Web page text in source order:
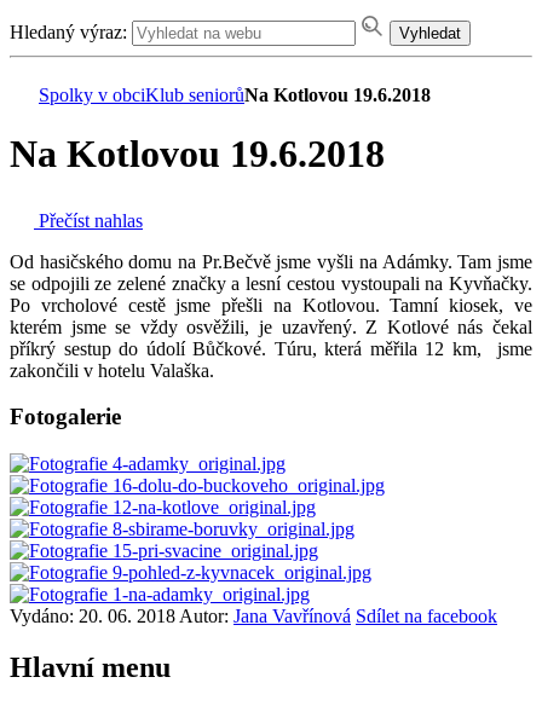
Hledaný výraz: Vyhledat
Spolky v obciKlub seniorůNa Kotlovou 19.6.2018
Na Kotlovou 19.6.2018
Přečíst nahlas
Od hasičského domu na Pr.Bečvě jsme vyšli na Adámky. Tam jsme
se odpojili ze zelené značky a lesní cestou vystoupali na Kyvňačky.
Po vrcholové cestě jsme přešli na Kotlovou. Tamní kiosek, ve
kterém jsme se vždy osvěžili, je uzavřený. Z Kotlové nás čekal
příkrý sestup do údolí Bůčkové. Túru, která měřila 12 km, jsme
zakončili v hotelu Valaška.
Fotogalerie
Vydáno: 20. 06. 2018 Autor: Jana Vavřínová Sdílet na facebook
Hlavní menu